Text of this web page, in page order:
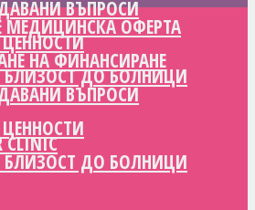
ВЪПРОСИ
БЛИЗОСТ ДО БОЛНИЦИ
CLINIC
МЕДИЦИНСКА ОФЕРТА
НА ФИНАНСИРАНЕ
ВЪПРОСИ
БЛИЗОСТ ДО БОЛНИЦИ